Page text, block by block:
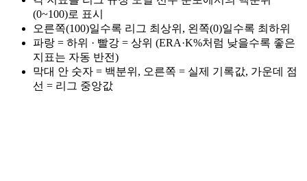
(0~100)로 표시
오른쪽(100)일수록 리그 최상위, 왼쪽(0)일수록 최하위
파랑 = 하위 · 빨강 = 상위 (ERA·K%처럼 낮을수록 좋은
지표는 자동 반전)
막대 안 숫자 = 백분위, 오른쪽 = 실제 기록값, 가운데 점
선 = 리그 중앙값